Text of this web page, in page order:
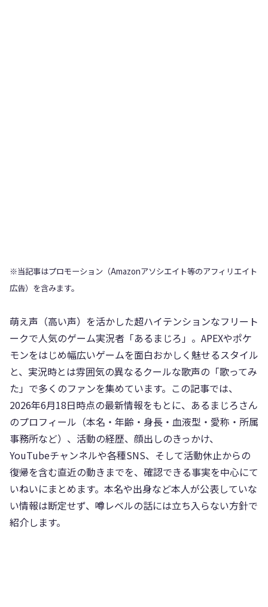
※当記事はプロモーション（Amazonアソシエイト等のアフィリエイト
広告）を含みます。
萌え声（高い声）を活かした超ハイテンションなフリート
ークで人気のゲーム実況者「あるまじろ」。APEXやポケ
モンをはじめ幅広いゲームを面白おかしく魅せるスタイル
と、実況時とは雰囲気の異なるクールな歌声の「歌ってみ
た」で多くのファンを集めています。この記事では、
2026年6月18日時点の最新情報をもとに、あるまじろさん
のプロフィール（本名・年齢・身長・血液型・愛称・所属
事務所など）、活動の経歴、顔出しのきっかけ、
YouTubeチャンネルや各種SNS、そして活動休止からの
復帰を含む直近の動きまでを、確認できる事実を中心にて
いねいにまとめます。本名や出身など本人が公表していな
い情報は断定せず、噂レベルの話には立ち入らない方針で
紹介します。